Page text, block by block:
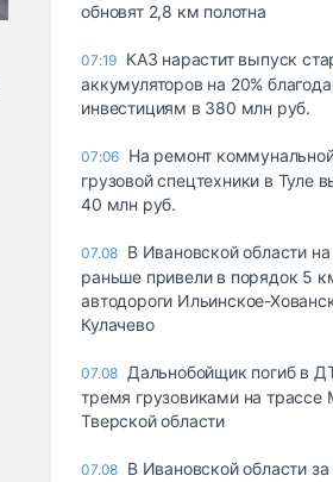
обновят 2,8 км полотна
07:19 КАЗ нарастит выпуск
аккумуляторов на 20%
инвестициям в 380 млн руб.
07:06 На ремонт
грузовой спецтехники в Туле
40 млн руб.
07.08 В Ивановской области на
раньше привели в порядок 5
автодороги Ильинское-
Кулачево
07.08 Дальнобойщик погиб в
тремя грузовиками на трассе
Тверской области
07.08 В Ивановской области